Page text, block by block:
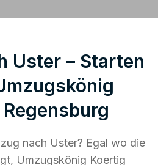
Uster – Starten
nach Uster? Egal wo die
Umzugskönig Koertig